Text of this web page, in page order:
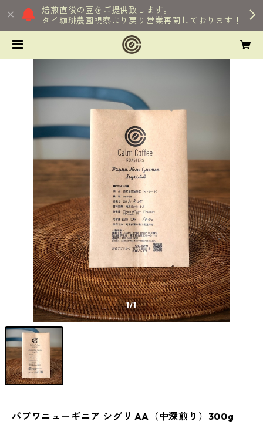
焙煎直後の豆をご提供致します。
タイ珈琲農園視察より戻り営業再開しております！
1/1
パプワニューギニア シグリ AA（中深煎り）300g